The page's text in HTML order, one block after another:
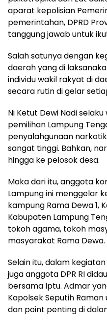
aparat kepolisian
pemerintahan, DPRD
tanggung jawab untuk
Salah satunya dengan
daerah yang di
individu wakil rakyat di
secara rutin di gelar
Ni Ketut Dewi Nadi
pemilihan Lampung
penyalahgunaan
sangat tinggi. Bahkan,
hingga ke pelosok desa.
Maka dari itu, anggota
Lampung ini menggelar
kampung Rama Dewa 1,
Kabupaten Lampung
tokoh agama, tokoh
masyarakat Rama Dewa.
Selain itu, dalam
juga anggota DPR RI
bersama Iptu. Admar
Kapolsek Seputih
dan point penting di